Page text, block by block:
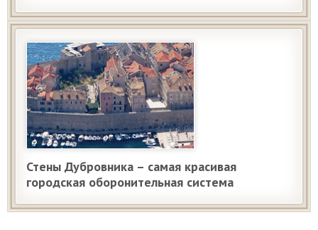
Стены Дубровника – самая красивая
городская оборонительная система